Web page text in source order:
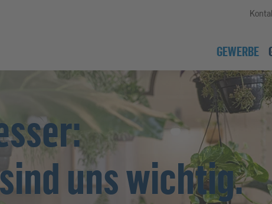
GEWERBE
uns wichtig.